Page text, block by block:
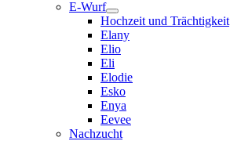
E-Wurf
Hochzeit und Trächtigkeit
Elany
Elio
Eli
Elodie
Esko
Enya
Eevee
Nachzucht